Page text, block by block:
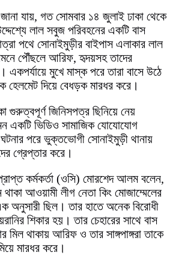
যায়, গত সোমবার ১৪ জুলাই ঢাকা থেকে
লাল সবুজ পরিবহনের একটি বাস
পথে সোনাইমুড়ীর বাইপাস এলাকার লাল
পৌঁছলে আরিফ, হৃদয়সহ তাদের
একপর্যায়ে মুখে মাস্ক পরে তারা বাসে উঠে
হেলমেট দিয়ে বেধড়ক মারধর করে।
গুরুত্বপূর্ণ জিনিসপত্র ছিনিয়ে নেয়
একটি ভিডিও সামাজিক যোযোযোগ
পরে ভুক্তভোগী সোনাইমুড়ী থানায়
গ্রেপ্তার করে।
কর্মকর্তা (ওসি) মোরশেদ আলম বলেন,
আওয়ামী লীগ নেতা কিং মোজাম্মেলের
অনুসারী ছিল। তার হাতে অনেক বিরোধী
শিকার হয়। তার চেহারের সাথে বাস
মিল থাকায় আরিফ ও তার সাঙ্গপাঙ্গরা তাকে
মারধর করে।